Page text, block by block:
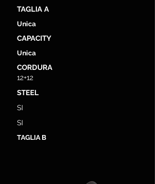
TAGLIA A
Unica
CAPACITY
Unica
CORDURA
12+12
STEEL
SI
SI
TAGLIA B